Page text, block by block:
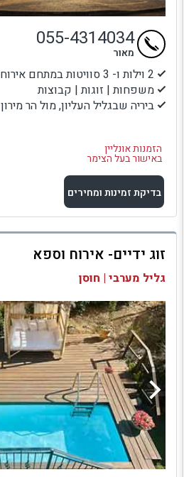
2 וילות ו- 3 סוויטות במתחם אירוח אחד
משפחות | זוגות | קבוצות
ביריה שבגליל העליון, מול הר מירון
הזמנות אונליין
באישור בעל הצימר
055-4314034
מאור
בדיקת זמינות ומחירים
למתחם זה
בדיקת זמינות ומחירים
זוג ידיים- אירוח וספא
גליל מערבי | חוסן